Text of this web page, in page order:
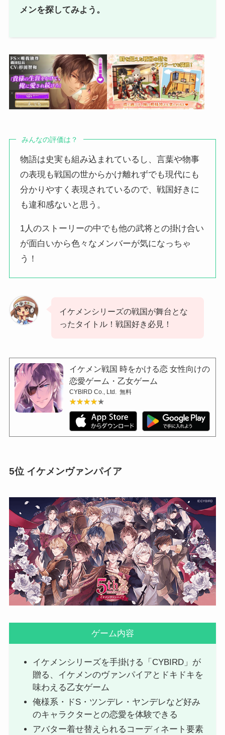
メンを探してみよう。
みんなの評価は？
物語は史実も組み込まれているし、言葉や物事
の表現も戦国の世からかけ離れずでも現代にも
分かりやすく表現されているので、戦国好きに
も違和感ないと思う。
1人のストーリーの中でも他の武将との掛け合い
が面白いから色々なメンバーが気になっちゃ
う！
イケメンシリーズの戦国が舞台とな
ったタイトル！戦国好き必見！
イケメン戦国 時をかける恋 女性向けの
恋愛ゲーム・乙女ゲーム
CYBIRD Co., Ltd. 無料
★★★★★
★★★★★
5位 イケメンヴァンパイア
ゲーム内容
イケメンシリーズを手掛ける「CYBIRD」が
贈る、イケメンのヴァンパイアとドキドキを
味わえる乙女ゲーム
俺様系・ドS・ツンデレ・ヤンデレなど好み
のキャラクターとの恋愛を体験できる
アバター着せ替えられるコーディネート要素